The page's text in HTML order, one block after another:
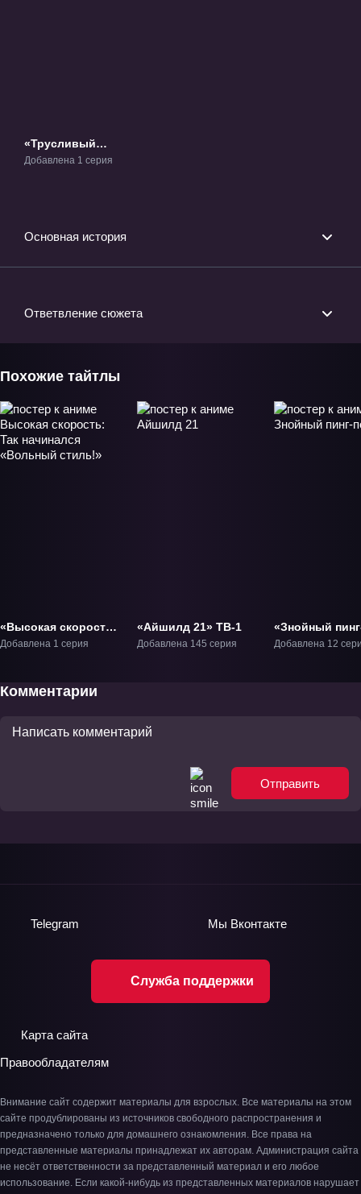
«Трусливый
велосипедист:
Добавлена 1 серия
Основная история
Ответвление сюжета
Похожие тайтлы
«Высокая скорость:
Так начинался
Добавлена 1 серия
«Айшилд 21» ТВ-1
Добавлена 145 серия
«Знойный
понг» ТВ-1
Добавлена 12
Комментарии
Отправить
Служба поддержки
Telegram Мы Вконтакте
Карта сайта
Правообладателям
Внимание сайт содержит материалы для взрослых. Все материалы на этом
сайте продублированы из источников свободного распространения и
предназначено только для домашнего ознакомления. Все права на
представленные материалы принадлежат их авторам. Администрация сайта
не несёт ответственности за представленный материал и его любое
использование. Если какой-нибудь из представленных материалов нарушает